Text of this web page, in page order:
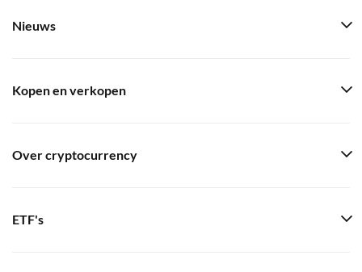
Nieuws
Kopen en verkopen
Over cryptocurrency
ETF's